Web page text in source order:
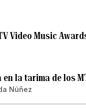
Video Music
la tarima de los
Núñez